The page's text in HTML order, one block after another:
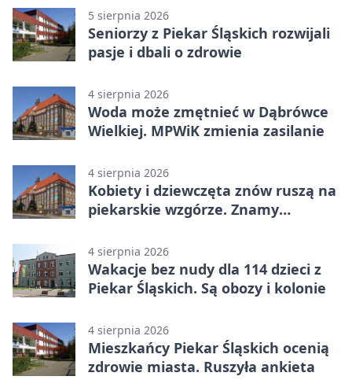
5 sierpnia 2026
Seniorzy z Piekar Śląskich rozwijali
pasje i dbali o zdrowie
4 sierpnia 2026
Woda może zmętnieć w Dąbrówce
Wielkiej. MPWiK zmienia zasilanie
4 sierpnia 2026
Kobiety i dziewczęta znów ruszą na
piekarskie wzgórze. Znamy
4 sierpnia 2026
Wakacje bez nudy dla 114 dzieci z
Piekar Śląskich. Są obozy i kolonie
4 sierpnia 2026
Mieszkańcy Piekar Śląskich ocenią
zdrowie miasta. Ruszyła ankieta